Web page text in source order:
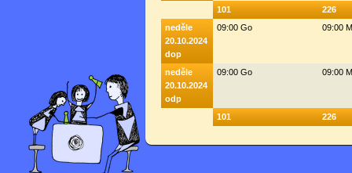
101
226
neděle
20.10.2024
dop
09:00 Go 09:00
neděle
20.10.2024
odp
09:00 Go 09:00
101 226